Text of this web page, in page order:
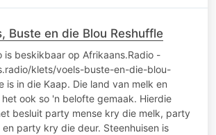
Buste en die Blou Reshuffle
is beskikbaar op Afrikaans.Radio -
klets/voels-buste-en-die-blou-
is in die Kaap. Die land van melk en
het ook so 'n belofte gemaak. Hierdie
besluit party mense kry die melk, party
party kry die deur. Steenhuisen is